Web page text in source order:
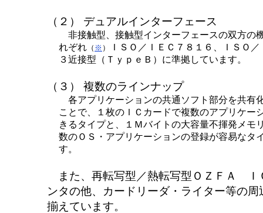
（２） デュアルインターフェース
非接触型、接触型インターフェースの双方の
れぞれ （ ※ ）
ＩＳＯ／ＩＥＣ７８１６、ＩＳＯ
３近接型（ＴｙｐｅＢ）に準拠しています。
（３） 複数のラインナップ
各アプリケーションの共通ソフト部分を共有
ことで、１枚のＩＣカードで複数のアプリケー
きるタイプと、１Ｍバイトの大容量不揮発メモ
数のＯＳ・アプリケーションの登録が容易なタ
す。
また、再転写型／熱転写型ＯＺＦＡ Ｉ
ンタの他、カードリーダ・ライター等の周
揃えています。